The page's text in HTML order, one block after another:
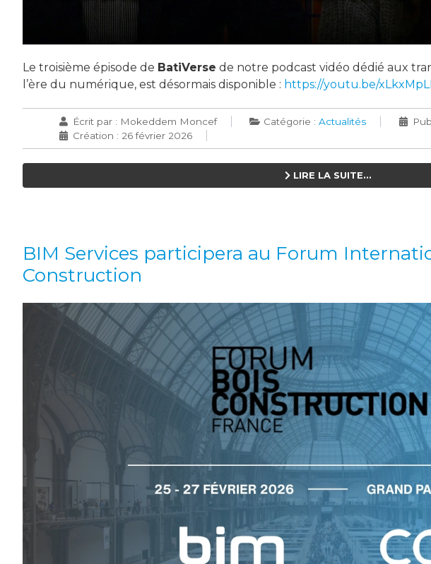
Le troisième épisode de BatiVerse de notre podcast vidéo dédié aux
l’ère du numérique, est désormais disponible : https://youtu.be/
Écrit par : Mokeddem Moncef Catégorie : Actualités
Création : 26 février 2026
LIRE LA SUITE...
BIM Services participera au Forum
Construction